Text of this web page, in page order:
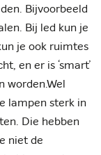
Bijvoorbeeld
Bij led kun je
je ook ruimtes
en er is ‘smart’
worden.Wel
lampen sterk in
Die hebben
niet de